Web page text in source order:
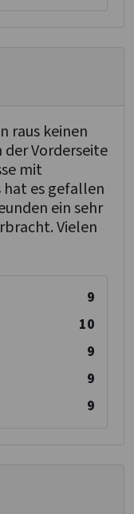
raus keinen
Vorderseite
mit
hat es gefallen
ein sehr
Vielen
9
10
9
9
9